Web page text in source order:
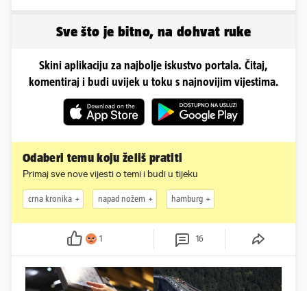
Sve što je bitno, na dohvat ruke
Skini aplikaciju za najbolje iskustvo portala. Čitaj,
komentiraj i budi uvijek u toku s najnovijim vijestima.
Odaberi temu koju želiš pratiti
Primaj sve nove vijesti o temi i budi u tijeku
crna kronika napad nožem hamburg
1 16